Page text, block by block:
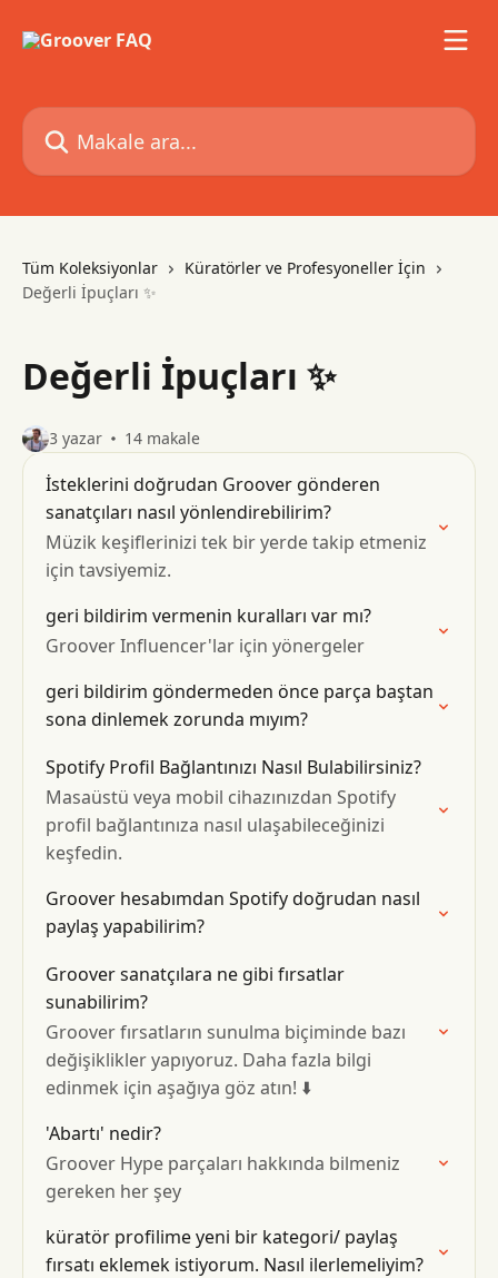
Makale ara...
Tüm Koleksiyonlar
Küratörler ve Profesyoneller İçin
Değerli İpuçları ✨
Değerli İpuçları ✨
3 yazar 14 makale
İsteklerini doğrudan Groover gönderen
sanatçıları nasıl yönlendirebilirim?
Müzik keşiflerinizi tek bir yerde takip etmeniz
için tavsiyemiz.
geri bildirim vermenin kuralları var mı?
Groover Influencer'lar için yönergeler
geri bildirim göndermeden önce parça baştan
sona dinlemek zorunda mıyım?
Spotify Profil Bağlantınızı Nasıl Bulabilirsiniz?
Masaüstü veya mobil cihazınızdan Spotify
profil bağlantınıza nasıl ulaşabileceğinizi
keşfedin.
Groover hesabımdan Spotify doğrudan nasıl
paylaş yapabilirim?
Groover sanatçılara ne gibi fırsatlar
sunabilirim?
Groover fırsatların sunulma biçiminde bazı
değişiklikler yapıyoruz. Daha fazla bilgi
edinmek için aşağıya göz atın! ⬇️
'Abartı' nedir?
Groover Hype parçaları hakkında bilmeniz
gereken her şey
küratör profilime yeni bir kategori/ paylaş
fırsatı eklemek istiyorum. Nasıl ilerlemeliyim?